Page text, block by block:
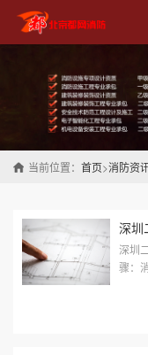
当前位置： 首页>消防资
深圳
深圳
骤：